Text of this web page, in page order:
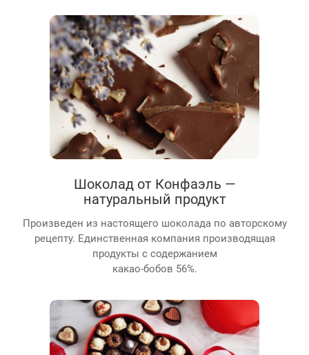
Шоколад от Конфаэль —
натуральный продукт
Произведен из настоящего шоколада по авторскому
рецепту. Единственная компания производящая
продукты с содержанием
какао-бобов 56%.